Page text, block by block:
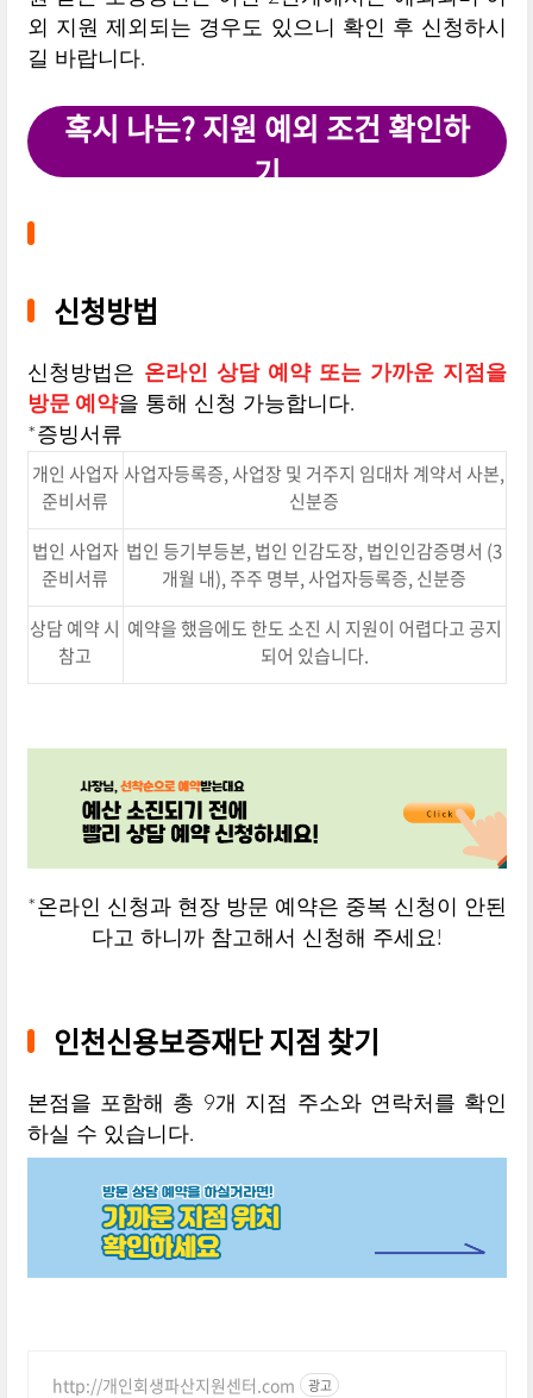
외 지원 제외되는 경우도 있으니 확인 후 신청하시
길 바랍니다.
혹시 나는? 지원 예외 조건 확인하
기
신청방법
신청방법은 온라인 상담 예약 또는 가까운 지점을
방문 예약을 통해 신청 가능합니다.
*증빙서류
개인 사업자
준비서류
사업자등록증, 사업장 및 거주지 임대차 계약서 사본,
신분증
법인 사업자
준비서류
법인 등기부등본, 법인 인감도장, 법인인감증명서 (3
개월 내), 주주 명부, 사업자등록증, 신분증
상담 예약 시
참고
예약을 했음에도 한도 소진 시 지원이 어렵다고 공지
되어 있습니다.
*온라인 신청과 현장 방문 예약은 중복 신청이 안된
다고 하니까 참고해서 신청해 주세요!
인천신용보증재단 지점 찾기
본점을 포함해 총 9개 지점 주소와 연락처를 확인
하실 수 있습니다.
http://개인회생파산지원센터.com 광고